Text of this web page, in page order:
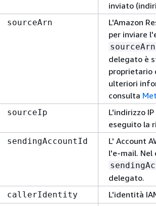
inviato
sourceArn
L'Amazon
per inviare
sourceArn
delegato è
proprietario
ulteriori
consulta
sourceIp
L'indirizzo
eseguito la
sendingAccountId
L' Account
l'e-mail. Nel
delegato.
callerIdentity L'identità